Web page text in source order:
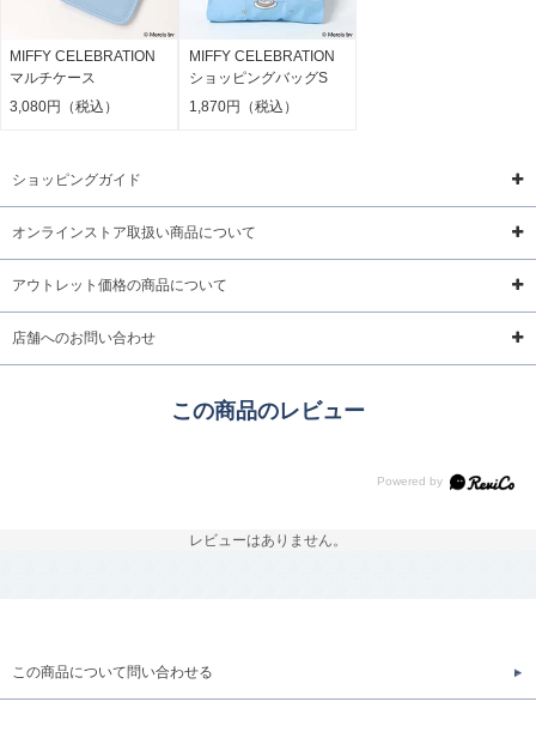
MIFFY CELEBRATION
マルチケース
3,080円（税込）
MIFFY CELEBRATION
ショッピングバッグS
1,870円（税込）
ショッピングガイド
オンラインストア取扱い商品について
アウトレット価格の商品について
店舗へのお問い合わせ
この商品のレビュー
レビューはありません。
この商品について問い合わせる